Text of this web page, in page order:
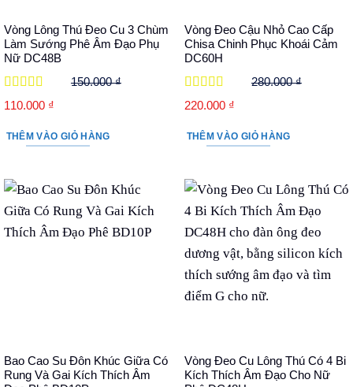
Vòng Lông Thú Đeo Cu 3 Chùm
Làm Sướng Phê Âm Đạo Phụ
Nữ DC48B
Được xếp
hạng55 sao
150.000₫
Giá
là:
110.000 ₫
tại
THÊM VÀO GIỎ HÀNG
Vòng Đeo Cậu Nhỏ Cao Cấp
Chisa Chinh Phục Khoái Cảm
DC60H
Được xếp
hạng55 sao
280.000₫
Giá
là:
220.000 ₫
tại
THÊM VÀO GIỎ HÀNG
Bao Cao Su Đôn Khúc Giữa Có
Rung Và Gai Kích Thích Âm
Vòng Đeo Cu Lông Thú Có 4 Bi
Kích Thích Âm Đạo Cho Nữ